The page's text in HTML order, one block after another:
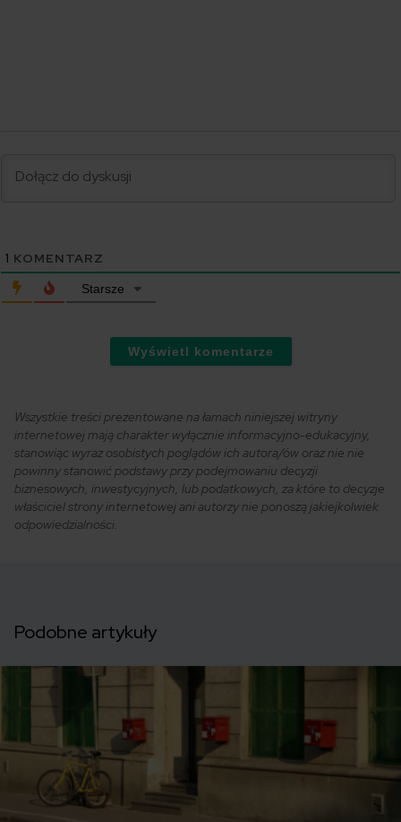
1 KOMENTARZ
Starsze
Wyświetl komentarze
Wszystkie treści prezentowane na łamach niniejszej witryny
internetowej mają charakter wyłącznie informacyjno-edukacyjny,
stanowiąc wyraz osobistych poglądów ich autora/ów oraz nie nie
powinny stanowić podstawy przy podejmowaniu decyzji
biznesowych, inwestycyjnych, lub podatkowych, za które to decyzje
właściciel strony internetowej ani autorzy nie ponoszą jakiejkolwiek
odpowiedzialności.
Podobne artykuły